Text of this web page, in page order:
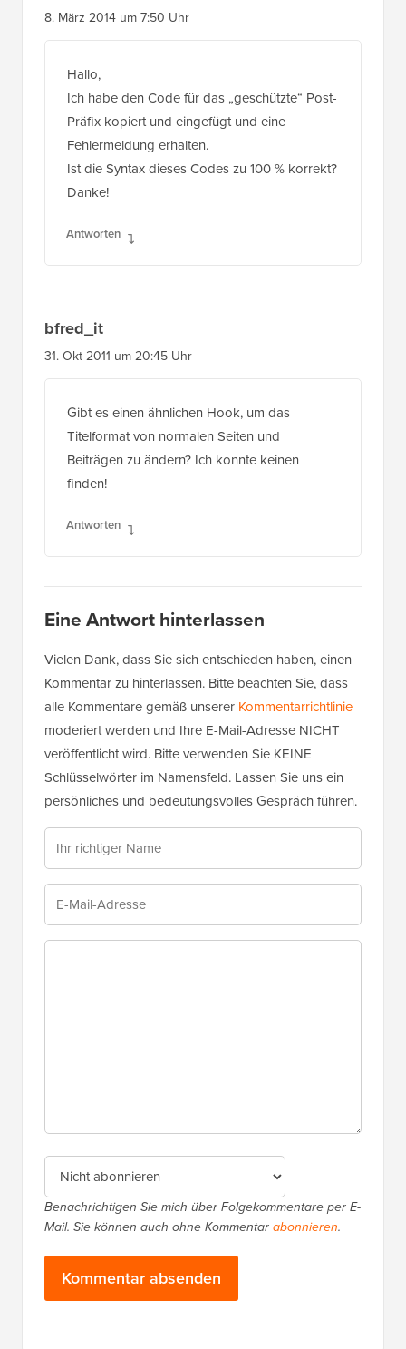
8. März 2014 um 7:50 Uhr
Hallo,
Ich habe den Code für das „geschützte“ Post-
Präfix kopiert und eingefügt und eine
Fehlermeldung erhalten.
Ist die Syntax dieses Codes zu 100 % korrekt?
Danke!
Antworten
bfred_it
31. Okt 2011 um 20:45 Uhr
Gibt es einen ähnlichen Hook, um das
Titelformat von normalen Seiten und
Beiträgen zu ändern? Ich konnte keinen
finden!
Antworten
Eine Antwort hinterlassen
Vielen Dank, dass Sie sich entschieden haben, einen
Kommentar zu hinterlassen. Bitte beachten Sie, dass
alle Kommentare gemäß unserer Kommentarrichtlinie
moderiert werden und Ihre E-Mail-Adresse NICHT
veröffentlicht wird. Bitte verwenden Sie KEINE
Schlüsselwörter im Namensfeld. Lassen Sie uns ein
persönliches und bedeutungsvolles Gespräch führen.
Benachrichtigen Sie mich über Folgekommentare per E-
Mail. Sie können auch ohne Kommentarabonnieren.